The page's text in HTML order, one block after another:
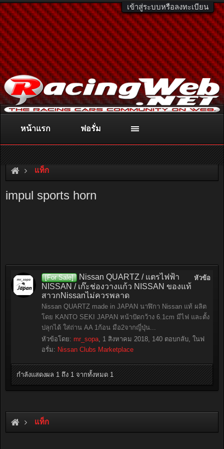
เข้าสู่ระบบหรือลงทะเบียน
ติดต่อลงโฆษณา racingweb@gmail.comหรือโทร. 081-811-1138
หรืออ่านรายละเอียดเพิ่มเติม คลิกที่นี่
แท็ก
impul sports horn
หัวข้อ
[For Sale]
Nissan QUARTZ / แตรไฟฟ้า
NISSAN / เก๊ะช่องวางแก้ว NISSAN ของแท้
สาวกNissanไม่ควรพลาด
Nissan QUARTZ made in JAPAN นาฬิกา Nissan แท้ ผลิต
โดย KANTO SEKI JAPAN หน้าปัดกว้าง 6.1cm มีไฟ และตั้ง
ปลุกได้ ใส่ถ่าน AA 1ก้อน มือ2จากญี่ปุ่น...
หัวข้อโดย: mr_sopa, 1 สิงหาคม 2018, 140 ตอบกลับ, ในฟ
อรั่ม: Nissan Clubs Marketplace
กำลังแสดงผล 1 ถึง 1 จากทั้งหมด 1
แท็ก
หน้าแรก ฟอรั่ม